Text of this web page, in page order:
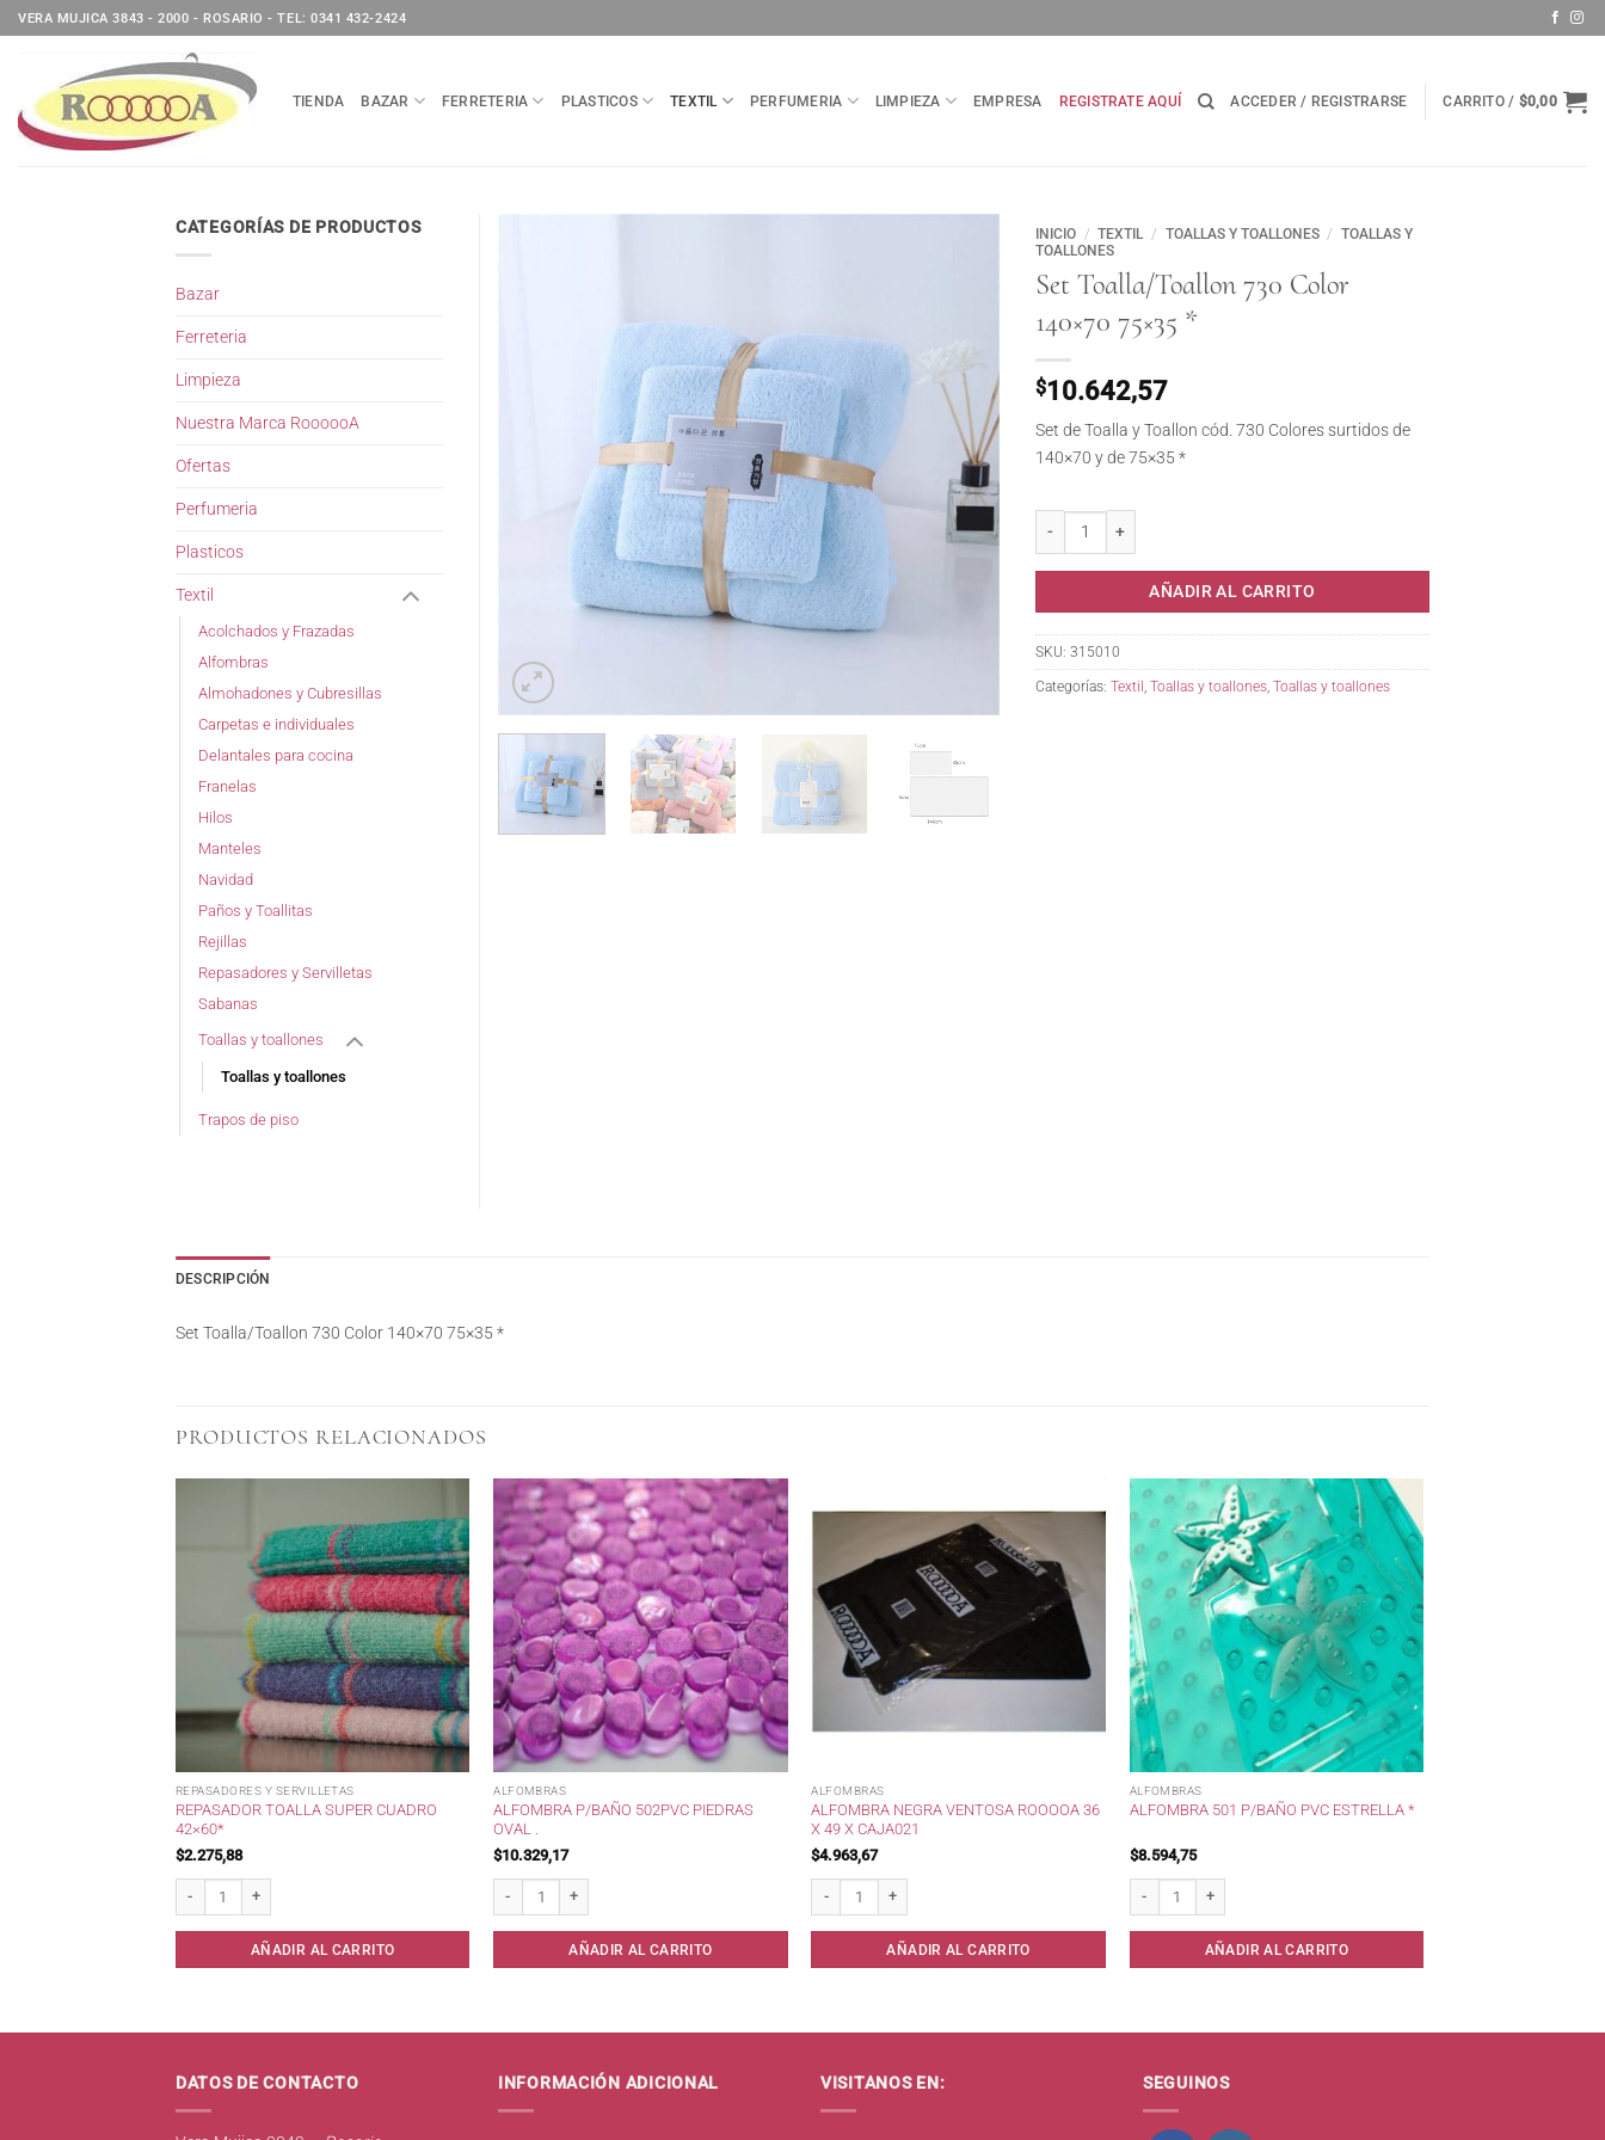
Saltar
al
VERA MUJICA 3843 - 2000 - ROSARIO - TEL: 0341 432-2424
TIENDA BAZAR FERRETERIA PLASTICOS TEXTIL PERFUMERIA LIMPIEZA EMPRESA REGISTRATE AQUÍ ACCEDER / REGISTRARSE CARRITO / $0,00
INICIO / TEXTIL / TOALLAS Y TOALLONES / TOALLAS Y
TOALLONES
Set Toalla/Toallon 730 Color
140×70 75×35 *
$10.642,57
Set de Toalla y Toallon cód. 730 Colores surtidos de
140×70 y de 75×35 *
AÑADIR AL CARRITO
SKU: 315010
Categorías: Textil , Toallas y toallones, Toallas y toallones
CATEGORÍAS DE PRODUCTOS
Bazar
Ferreteria
Limpieza
Nuestra Marca RoooooA
Ofertas
Perfumeria
Plasticos
Textil
Acolchados y Frazadas
Alfombras
Almohadones y Cubresillas
Carpetas e individuales
Delantales para cocina
Franelas
Hilos
Manteles
Navidad
Paños y Toallitas
Rejillas
Repasadores y Servilletas
Sabanas
Toallas y toallones
Toallas y toallones
Trapos de piso
DESCRIPCIÓN
Set Toalla/Toallon 730 Color 140×70 75×35 *
PRODUCTOS RELACIONADOS
REPASADORES Y SERVILLETAS
REPASADOR TOALLA SUPER CUADRO
42×60*
$2.275,88
AÑADIR AL CARRITO
ALFOMBRAS
ALFOMBRA P/BAÑO 502PVC PIEDRAS
OVAL .
$10.329,17
AÑADIR AL CARRITO
ALFOMBRAS
ALFOMBRA NEGRA VENTOSA ROOOOA 36
X 49 X CAJA021
$4.963,67
AÑADIR AL CARRITO
ALFOMBRAS
ALFOMBRA 501 P/BAÑO PVC ESTRELLA *
$8.594,75
AÑADIR AL CARRITO
DATOS DE CONTACTO INFORMACIÓN ADICIONAL VISITANOS EN: SEGUINOS